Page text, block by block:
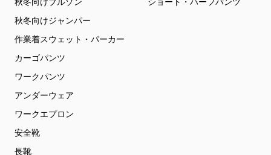
秋冬向けブルゾン
秋冬向けジャンパー
作業着スウェット・パーカー
カーゴパンツ
ワークパンツ
アンダーウェア
ワークエプロン
安全靴
長靴
ショート・ハーフパンツ